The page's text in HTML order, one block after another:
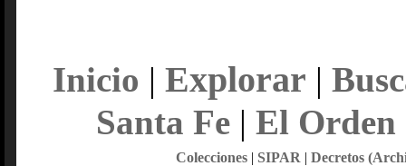
Inicio | Explorar |
Santa Fe| El Orden
Colecciones| SIPAR | Decretos